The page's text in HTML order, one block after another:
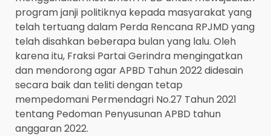
program janji politiknya kepada masyarakat yang
telah tertuang dalam Perda Rencana RPJMD yang
telah disahkan beberapa bulan yang lalu. Oleh
karena itu, Fraksi Partai Gerindra mengingatkan
dan mendorong agar APBD Tahun 2022 didesain
secara baik dan teliti dengan tetap
mempedomani Permendagri No.27 Tahun 2021
tentang Pedoman Penyusunan APBD tahun
anggaran 2022.